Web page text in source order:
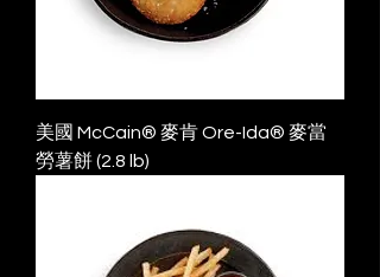
美國 McCain® 麥肯 Ore-Ida® 麥當
勞薯餅 (2.8 lb)